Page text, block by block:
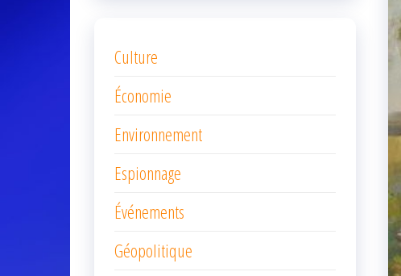
Culture
Économie
Environnement
Espionnage
Événements
Géopolitique